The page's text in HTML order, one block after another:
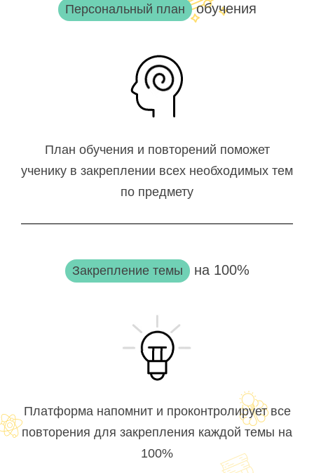
Персональный план обучения
План обучения и повторений поможет
ученику в закреплении всех необходимых тем
по предмету
Закрепление темы на 100%
Платформа напомнит и проконтролирует все
повторения для закрепления каждой темы на
100%